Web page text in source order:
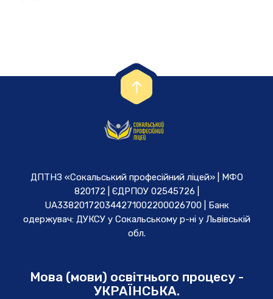
ДПТНЗ «Сокальський професійний ліцей» | МФО
820172 | ЄДРПОУ 02545726 |
UA338201720344271002200026700 | Банк
одержувач: ДУКСУ у Cокальському р-ні у Львівській
обл.
Мова (мови) освітнього процесу -
УКРАЇНСЬКА.